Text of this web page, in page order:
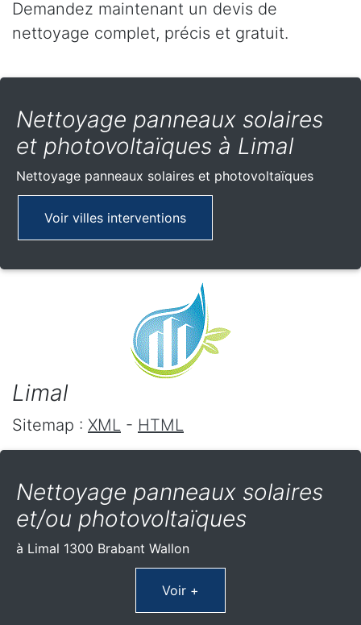
Demandez maintenant un devis de
nettoyage complet, précis et gratuit.
Nettoyage panneaux solaires
et photovoltaïques à Limal
Nettoyage panneaux solaires et photovoltaïques
Voir villes interventions
Limal
Sitemap : XML - HTML
Nettoyage panneaux solaires
et/ou photovoltaïques
à Limal 1300 Brabant Wallon
Voir +